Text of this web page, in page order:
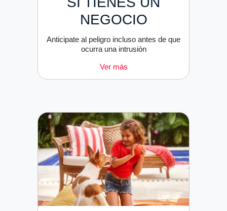
NEGOCIO
Anticipate al peligro incluso antes de que
ocurra una intrusión
Ver más